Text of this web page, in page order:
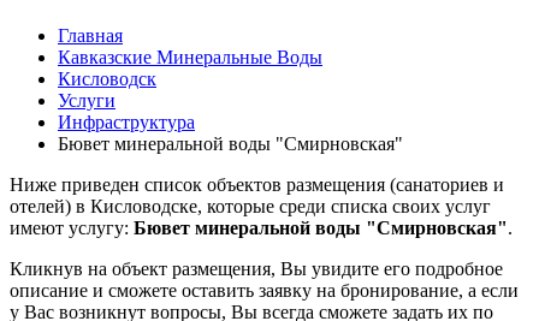
Главная
Кавказские Минеральные Воды
Кисловодск
Услуги
Инфраструктура
Бювет минеральной воды "Смирновская"
Ниже приведен список объектов размещения (санаториев и
отелей) в Кисловодске, которые среди списка своих услуг
имеют услугу: Бювет минеральной воды "Смирновская".
Кликнув на объект размещения, Вы увидите его подробное
описание и сможете оставить заявку на бронирование, а если
у Вас возникнут вопросы, Вы всегда сможете задать их по